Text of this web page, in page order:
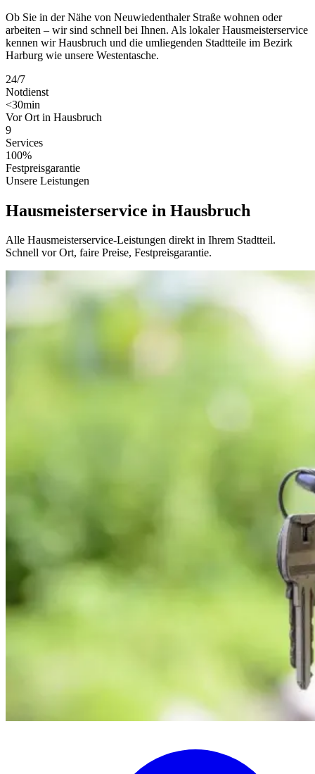
Ob Sie in der Nähe von Neuwiedenthaler Straße wohnen oder
arbeiten – wir sind schnell bei Ihnen. Als lokaler Hausmeisterservice
kennen wir Hausbruch und die umliegenden Stadtteile im Bezirk
Harburg wie unsere Westentasche.
24/7
Notdienst
<30min
Vor Ort in Hausbruch
9
Services
100%
Festpreisgarantie
Unsere Leistungen
Hausmeisterservice in Hausbruch
Alle Hausmeisterservice-Leistungen direkt in Ihrem Stadtteil.
Schnell vor Ort, faire Preise, Festpreisgarantie.